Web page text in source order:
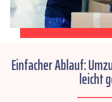
Einfacher Ablauf:
leicht